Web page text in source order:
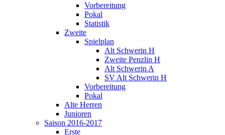
Vorbereitung
Pokal
Statistik
Zweite
Spielplan
Alt Schwerin H
Zweite Penzlin H
Alt Schwerin A
SV Alt Schwerin H
Vorbereitung
Pokal
Alte Herren
Junioren
Saison 2016-2017
Erste